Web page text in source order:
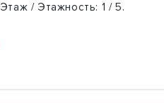
Этаж / Этажность: 1 / 5.